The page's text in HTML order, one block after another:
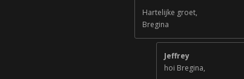
Hartelijke groet,
Bregina
Jeffrey
hoi Bregina,